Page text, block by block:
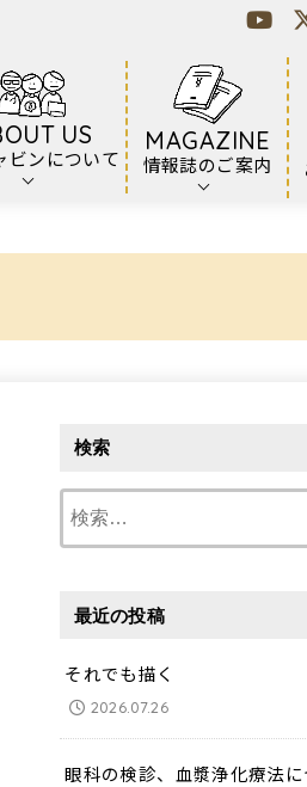
US
ビンについて
MAGAZINE
情報誌のご案内
検索
最近の投稿
それでも描く
2026.07.26
眼科の検診、血漿浄化療法